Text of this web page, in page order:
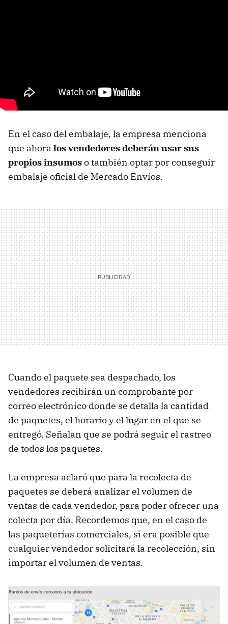
En el caso del embalaje, la empresa menciona
que ahora los vendedores deberán usar sus
propios insumoso también optar por conseguir
embalaje oficial de Mercado Envíos.
Cuando el paquete sea despachado, los
vendedores recibirán un comprobante por
correo electrónico donde se detalla la cantidad
de paquetes, el horario y el lugar en el que se
entregó. Señalan que se podrá seguir el rastreo
de todos los paquetes.
La empresa aclaró que para la recolecta de
paquetes se deberá analizar el volumen de
ventas de cada vendedor, para poder ofrecer una
colecta por día. Recordemos que, en el caso de
las paqueterías comerciales, sí era posible que
cualquier vendedor solicitará la recolección, sin
importar el volumen de ventas.